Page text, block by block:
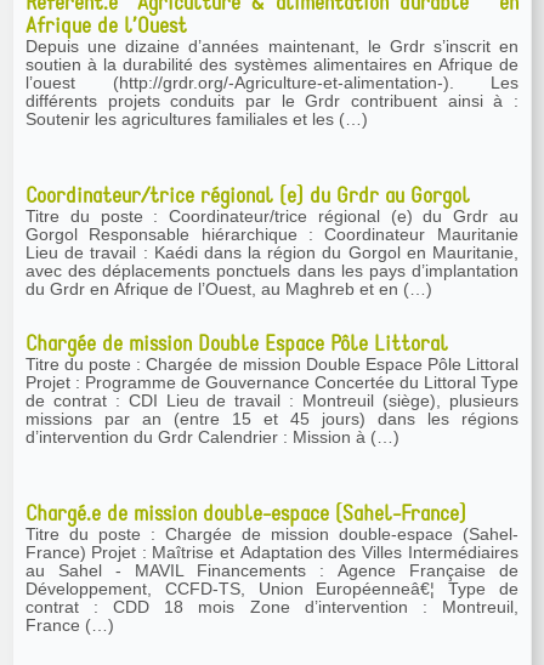
Afrique de l’Ouest
Depuis une dizaine d’années maintenant, le Grdr s’inscrit en
soutien à la durabilité des systèmes alimentaires en Afrique de
l’ouest (http://grdr.org/-Agriculture-et-alimentation-). Les
différents projets conduits par le Grdr contribuent ainsi à :
Soutenir les agricultures familiales et les (…)
Coordinateur/trice régional (e) du Grdr au Gorgol
Titre du poste : Coordinateur/trice régional (e) du Grdr au
Gorgol Responsable hiérarchique : Coordinateur Mauritanie
Lieu de travail : Kaédi dans la région du Gorgol en Mauritanie,
avec des déplacements ponctuels dans les pays d’implantation
du Grdr en Afrique de l’Ouest, au Maghreb et en (…)
Chargée de mission Double Espace Pôle Littoral
Titre du poste : Chargée de mission Double Espace Pôle Littoral
Projet : Programme de Gouvernance Concertée du Littoral Type
de contrat : CDI Lieu de travail : Montreuil (siège), plusieurs
missions par an (entre 15 et 45 jours) dans les régions
d’intervention du Grdr Calendrier : Mission à (…)
Chargé.e de mission double-espace (Sahel-France)
Titre du poste : Chargée de mission double-espace (Sahel-
France) Projet : Maîtrise et Adaptation des Villes Intermédiaires
au Sahel - MAVIL Financements : Agence Française de
Développement, CCFD-TS, Union Européenneâ€¦ Type de
contrat : CDD 18 mois Zone d’intervention : Montreuil,
France (…)